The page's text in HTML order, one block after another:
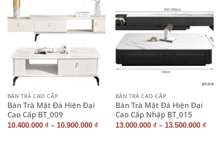
BÀN TRÀ CAO CẤP
Bàn Trà Mặt Đá Hiện Đại
Cao Cấp BT_009
10.400.000 ₫ – 10.900.000 ₫
BÀN TRÀ CAO CẤP
Bàn Trà Mặt Đá Hiện Đại
Cao Cấp Nhập BT_015
13.000.000 ₫ – 13.500.000 ₫